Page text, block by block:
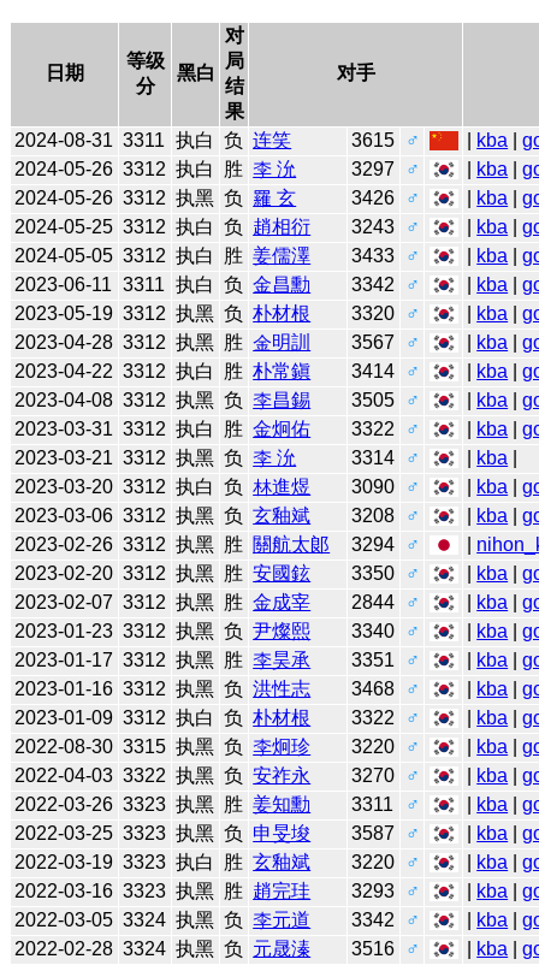
日期
等级
分
黑白
对
局
结
果
对手
2024-08-31 3311 执白 负 连笑 3615 ♂ kba |
2024-05-26 3312 执白 胜 李 沇 3297 ♂ kba |
2024-05-26 3312 执黑 负 羅 玄 3426 ♂ kba |
2024-05-25 3312 执白 负 趙相衍 3243 ♂ kba |
2024-05-05 3312 执白 胜 姜儒澤 3433 ♂ kba |
2023-06-11 3311 执白 负 金昌勳 3342 ♂ kba |
2023-05-19 3312 执黑 负 朴材根 3320 ♂ kba |
2023-04-28 3312 执黑 胜 金明訓 3567 ♂ kba |
2023-04-22 3312 执白 胜 朴常鎭 3414 ♂ kba |
2023-04-08 3312 执黑 负 李昌錫 3505 ♂ kba |
2023-03-31 3312 执白 胜 金炯佑 3322 ♂ kba |
2023-03-21 3312 执黑 负 李 沇 3314 ♂ kba
2023-03-20 3312 执白 负 林進煜 3090 ♂ kba |
2023-03-06 3312 执黑 负 玄釉斌 3208 ♂ kba |
2023-02-26 3312 执黑 胜 關航太郞 3294 ♂
2023-02-20 3312 执黑 胜 安國鉉 3350 ♂ kba |
2023-02-07 3312 执黑 胜 金成宰 2844 ♂ kba |
2023-01-23 3312 执黑 负 尹燦熙 3340 ♂ kba |
2023-01-17 3312 执黑 胜 李昊承 3351 ♂ kba |
2023-01-16 3312 执黑 负 洪性志 3468 ♂ kba |
2023-01-09 3312 执白 负 朴材根 3322 ♂ kba |
2022-08-30 3315 执黑 负 李炯珍 3220 ♂ kba |
2022-04-03 3322 执黑 负 安祚永 3270 ♂ kba |
2022-03-26 3323 执黑 胜 姜知勳 3311 ♂ kba |
2022-03-25 3323 执黑 负 申旻埈 3587 ♂ kba |
2022-03-19 3323 执白 胜 玄釉斌 3220 ♂ kba |
2022-03-16 3323 执黑 胜 趙完珪 3293 ♂ kba |
2022-03-05 3324 执黑 负 李元道 3342 ♂ kba |
2022-02-28 3324 执黑 负 元晟溱 3516 ♂ kba |